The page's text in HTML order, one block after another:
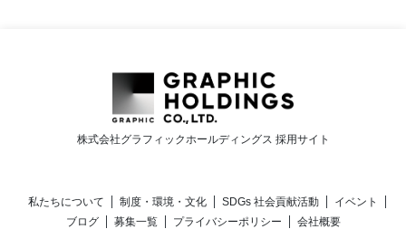
株式会社グラフィックホールディングス 採用サイト
私たちについて 制度・環境・文化 SDGs 社会貢献活動
イベント
ブログ
募集一覧 プライバシーポリシー
会社概要